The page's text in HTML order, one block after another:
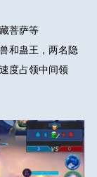
菩萨等
和蛊王，两名隐
度占领中间领